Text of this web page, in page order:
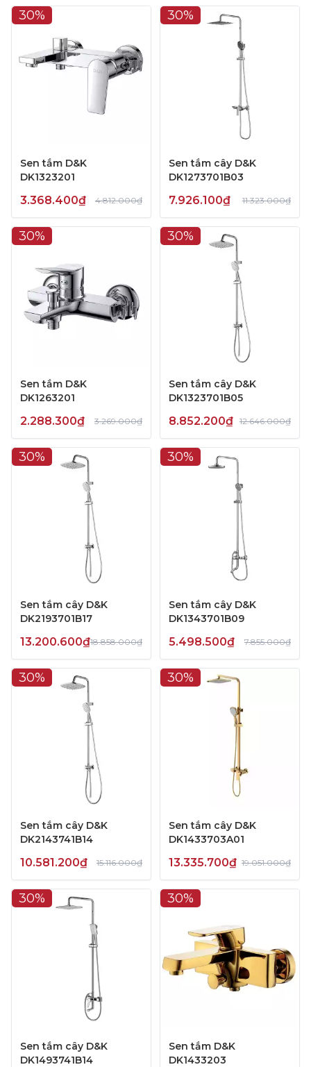
30%
Sen tắm D&K
DK1323201
3.368.400₫ 4.812.000₫
30%
Sen tắm cây D&K
DK1273701B03
7.926.100₫ 11.323.000₫
30%
Sen tắm D&K
DK1263201
2.288.300₫ 3.269.000₫
30%
Sen tắm cây D&K
DK1323701B05
8.852.200₫ 12.646.000₫
30%
Sen tắm cây D&K
DK2193701B17
13.200.600₫18.858.000₫
30%
Sen tắm cây D&K
DK1343701B09
5.498.500₫ 7.855.000₫
30%
Sen tắm cây D&K
DK2143741B14
10.581.200₫ 15.116.000₫
30%
Sen tắm cây D&K
DK1433703A01
13.335.700₫ 19.051.000₫
30%
Sen tắm cây D&K
DK1493741B14
30%
Sen tắm D&K
DK1433203